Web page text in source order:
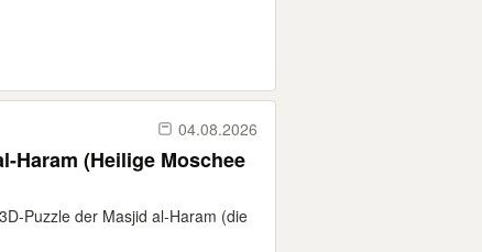
04.08.2026
Haram (Heilige Moschee
Puzzle der Masjid al-Haram (die